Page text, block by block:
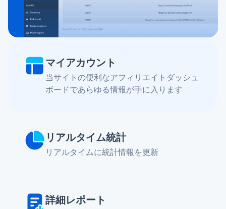
マイアカウント
当サイトの便利なアフィリエイトダッシュ
ボードであらゆる情報が手に入ります
リアルタイム統計
リアルタイムに統計情報を更新
詳細レポート